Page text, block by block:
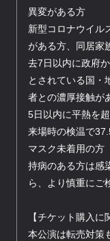
異変がある方
新型コロナウイル
がある方、同居家
去7日以内に政府
とされている国・
者との濃厚接触が
5日以内に平熱を
来場時の検温で
マスク未着用の方
持病のある方は感
ら、より慎重にご
【チケット購入に
本公演は転売対策